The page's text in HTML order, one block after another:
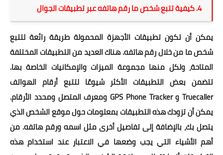
4. كيفية تتبع شخص ما رقم هاتفه عبر تطبيقات الجوال
يمكن أن تكون تطبيقات الأجهزة المحمولة طريقة رائعة لتتبع
شخص ما من خلال رقم هاتفه. هناك العديد من التطبيقات المختلفة
المتاحة، ولكل منها مجموعة الميزات والإمكانيات الخاصة بها.
تتضمن بعض التطبيقات الأكثر شيوعًا لتتبع أرقام الهواتف
Truecaller و GPS Phone Tracker ومعرف المتصل ومحدد الأرقام.
يمكن أن تزودك هذه التطبيقات بمعلومات حول موقع الشخص الذي
يتصل بك، بالإضافة إلى تفاصيل أخرى مثل اسمه ورقم هاتفه. من
أهم الأشياء التي يجب وضعها في الاعتبار عند استخدام هذه